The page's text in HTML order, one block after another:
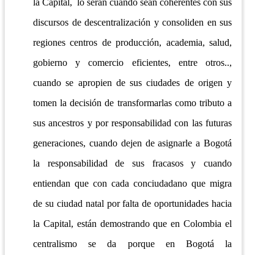
la Capital, lo serán cuando sean coherentes con sus
discursos de descentralización y consoliden en sus
regiones centros de producción, academia, salud,
gobierno y comercio eficientes, entre otros..,
cuando se apropien de sus ciudades de origen y
tomen la decisión de transformarlas como tributo a
sus ancestros y por responsabilidad con las futuras
generaciones, cuando dejen de asignarle a Bogotá
la responsabilidad de sus fracasos y cuando
entiendan que con cada conciudadano que migra
de su ciudad natal por falta de oportunidades hacia
la Capital, están demostrando que en Colombia el
centralismo se da porque en Bogotá la